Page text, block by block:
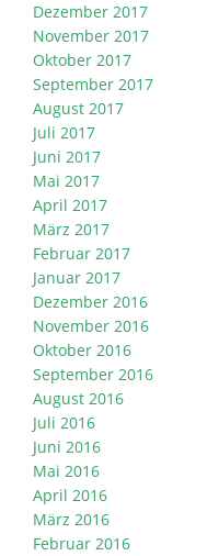
Dezember 2017
November 2017
Oktober 2017
September 2017
August 2017
Juli 2017
Juni 2017
Mai 2017
April 2017
März 2017
Februar 2017
Januar 2017
Dezember 2016
November 2016
Oktober 2016
September 2016
August 2016
Juli 2016
Juni 2016
Mai 2016
April 2016
März 2016
Februar 2016